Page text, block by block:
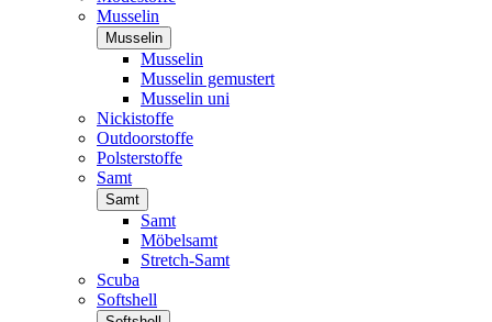
Musselin
Musselin
Musselin
Musselin gemustert
Musselin uni
Nickistoffe
Outdoorstoffe
Polsterstoffe
Samt
Samt
Samt
Möbelsamt
Stretch-Samt
Scuba
Softshell